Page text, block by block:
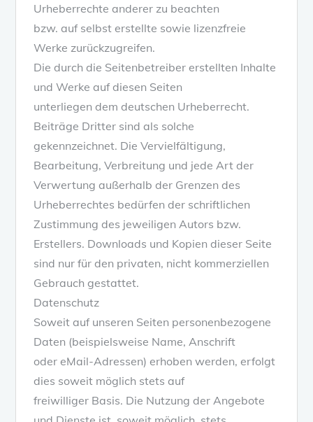
Urheberrechte anderer zu beachten
bzw. auf selbst erstellte sowie lizenzfreie
Werke zurückzugreifen.
Die durch die Seitenbetreiber erstellten Inhalte
und Werke auf diesen Seiten
unterliegen dem deutschen Urheberrecht.
Beiträge Dritter sind als solche
gekennzeichnet. Die Vervielfältigung,
Bearbeitung, Verbreitung und jede Art der
Verwertung außerhalb der Grenzen des
Urheberrechtes bedürfen der schriftlichen
Zustimmung des jeweiligen Autors bzw.
Erstellers. Downloads und Kopien dieser Seite
sind nur für den privaten, nicht kommerziellen
Gebrauch gestattet.
Datenschutz
Soweit auf unseren Seiten personenbezogene
Daten (beispielsweise Name, Anschrift
oder eMail-Adressen) erhoben werden, erfolgt
dies soweit möglich stets auf
freiwilliger Basis. Die Nutzung der Angebote